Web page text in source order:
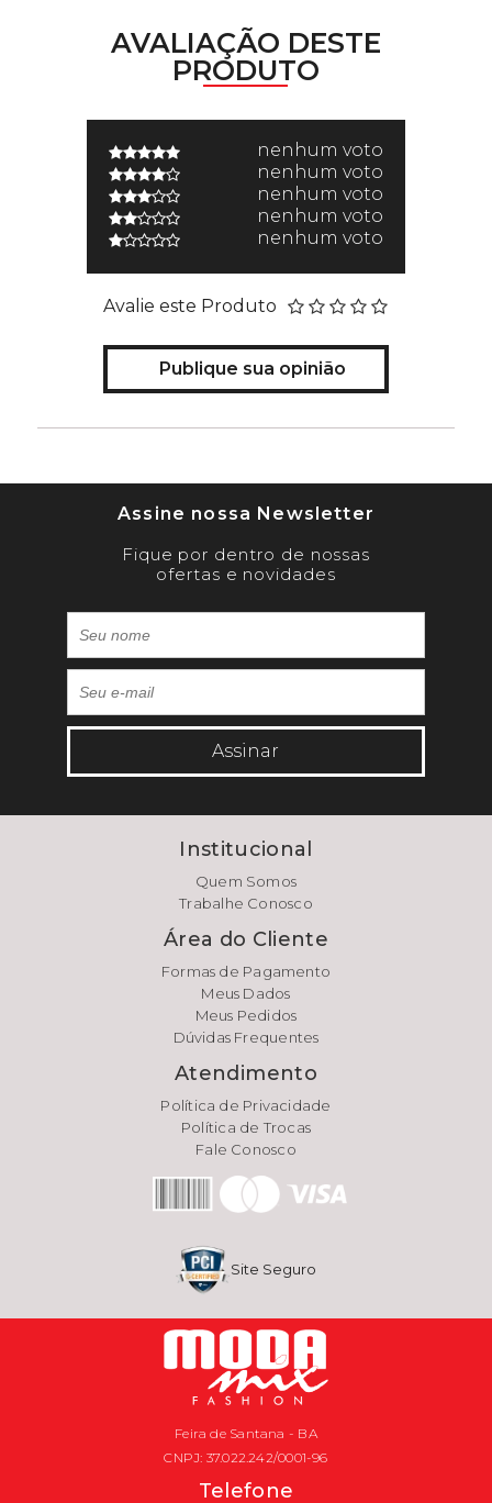
AVALIAÇÃO DESTE
PRODUTO
nenhum voto
nenhum voto
nenhum voto
nenhum voto
nenhum voto
Avalie este Produto
Publique sua opinião
Assine nossa Newsletter
Fique por dentro de nossas
ofertas e novidades
Assinar
Institucional
Quem Somos
Trabalhe Conosco
Área do Cliente
Formas de Pagamento
Meus Dados
Meus Pedidos
Dúvidas Frequentes
Atendimento
Política de Privacidade
Política de Trocas
Fale Conosco
Site Seguro
Feira de Santana - BA
CNPJ: 37.022.242/0001-96
Telefone